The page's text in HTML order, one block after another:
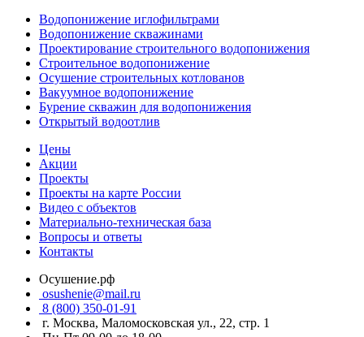
Водопонижение иглофильтрами
Водопонижение скважинами
Проектирование строительного водопонижения
Строительное водопонижение
Осушение строительных котлованов
Вакуумное водопонижение
Бурение скважин для водопонижения
Открытый водоотлив
Цены
Акции
Проекты
Проекты на карте России
Видео с объектов
Материально-техническая база
Вопросы и ответы
Контакты
Осушение.рф
osushenie@mail.ru
8 (800) 350-01-91
г. Москва, Маломосковская ул., 22, стр. 1